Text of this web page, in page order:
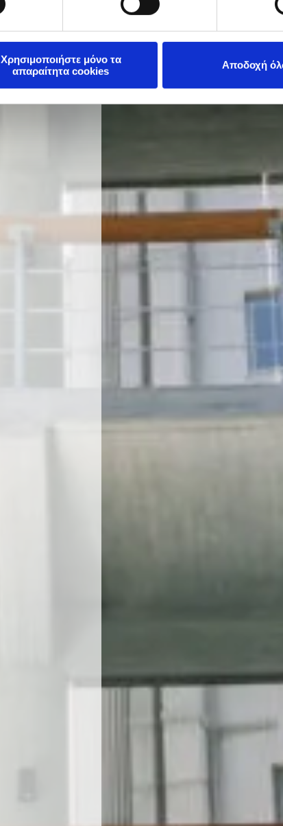
Χρησιμοποιήστε μόνο τα
απαραίτητα cookies
Αποδοχή